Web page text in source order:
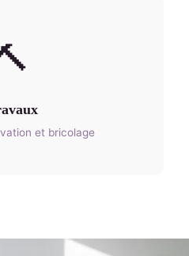
et bricolage